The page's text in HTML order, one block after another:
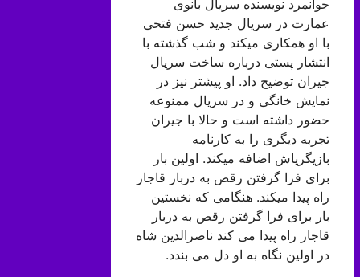
جوانمرد نویسنده سریال بانوی
عمارت در سریال جدید حسن فتحی
با او همکاری میکند و شب گذشته با
انتشار پستی درباره ساخت سریال
جیران توضیح داد. او پیشتر نیز در
نمایش خانگی و در سریال ممنوعه
حضور داشته است و حالا با جیران
تجربه دیگری را به کارنامه
بازیگریاش اضافه میکند. اولین بار
برای فرا گرفتن رقص به دربار قاجار
راه پیدا میکند. هنگامی که نخستین
بار برای فرا گرفتن رقص به دربار
قاجار راه پیدا می کند ناصرالدین شاه
در اولین نگاه به او دل می بندد.